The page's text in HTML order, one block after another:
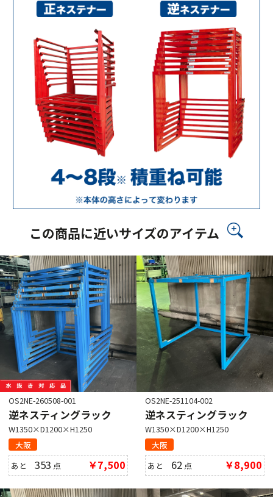
この商品に近いサイズのアイテム
OS2NE-260508-001
逆ネスティングラック
W1350×D1200×H1250
大阪
あと353 点 ￥7,500
OS2NE-251104-002
逆ネスティングラック
W1350×D1200×H1250
大阪
あと 62 点 ￥8,900